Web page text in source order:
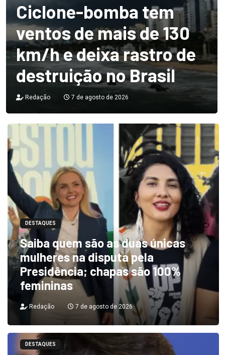
Ciclone-bomba tem
ventos de mais de 130
km/h e deixa rastro de
destruição no Brasil
Redação 7 de agosto de 2026
DESTAQUES
Saiba quem são as duas únicas
mulheres na disputa pela
Presidência; chapas são 100%
femininas
Redação 7 de agosto de 2026
DESTAQUES